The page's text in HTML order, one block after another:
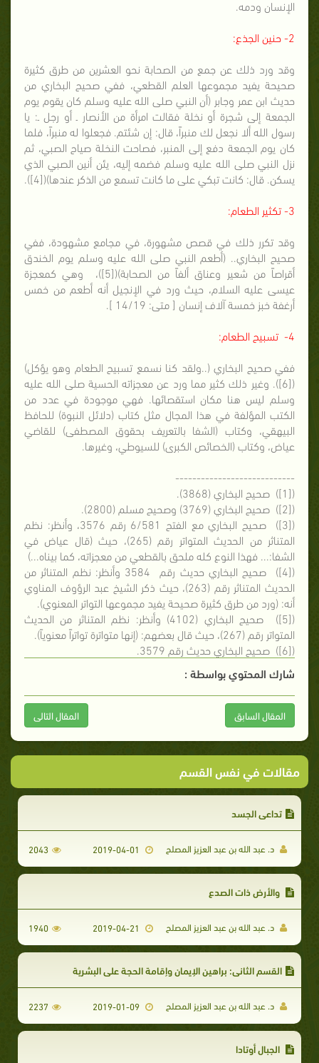
الإنسان ودمه.
2- حنين الجذع:
وقد ورد ذلك عن جمع من الصحابة نحو العشرين من طرق كثيرة
صحيحة يفيد مجموعها العلم القطعي، ففي صحيح البخاري من
حديث ابن عمر وجابر (أن النبي صلى الله عليه وسلم كان يقوم يوم
الجمعة إلى شجرة أو نخلة فقالت امرأة من الأنصار ـ أو رجل ـ: يا
رسول الله ألا نجعل لك منبراً، قال: إن شئتم. فجعلوا له منبراً، فلما
كان يوم الجمعة دفع إلى المنبر، فصاحت النخلة صياح الصبي، ثم
نزل النبي صلى الله عليه وسلم فضمه إليه، يئن أنين الصبي الذي
يسكن. قال: كانت تبكي على ما كانت تسمع من الذكر عندها)([4]).
3- تكثير الطعام:
وقد تكرر ذلك في قصص مشهورة، في مجامع مشهودة، ففي
صحيح البخاري.. (أطعم النبي صلى الله عليه وسلم يوم الخندق
أقراصاً من شعير وعناق ألفاً من الصحابة)([5])، وهي كمعجزة
عيسى عليه السلام، حيث ورد في الإنجيل أنه أطعم من خمس
أرغفة خبز خمسة آلاف إنسان [ متى: 14/19 ].
4- تسبيح الطعام:
ففي صحيح البخاري (..ولقد كنا نسمع تسبيح الطعام وهو يؤكل)
([6]). وغير ذلك كثير مما ورد عن معجزاته الحسية صلى الله عليه
وسلم ليس هنا مكان استقصائها. فهي موجودة في عدد من
الكتب المؤلفة في هذا المجال مثل كتاب (دلائل النبوة) للحافظ
البيهقي، وكتاب (الشفا بالتعريف بحقوق المصطفى) للقاضي
عياض، وكتاب (الخصائص الكبرى) للسيوطي، وغيرها.
----------------------------
([1]) صحيح البخاري (3868).
([2]) صحيح البخاري (3769) وصحيح مسلم (2800).
([3]) صحيح البخاري مع الفتح 6/581 رقم 3576، وأنظر: نظم
المتناثر من الحديث المتواتر رقم (265)، حيث (قال عياض في
الشفا:... فهذا النوع كله ملحق بالقطعي من معجزاته، كما بيناه...)
([4]) صحيح البخاري حديث رقم 3584 وأنظر: نظم المتناثر من
الحديث المتناثر رقم (263)، حيث ذكر الشيخ عبد الرؤوف المناوي
أنه: (ورد من طرق كثيرة صحيحة يفيد مجموعها التواتر المعنوي).
([5]) صحيح البخاري (4102) وأنظر: نظم المتناثر من الحديث
المتواتر رقم (267)، حيث قال بعضهم: (إنها متواترة تواتراً معنوياً).
([6]) صحيح البخاري حديث رقم 3579.
شارك المحتوي بواسطة :
المقال السابق المقال التالى
مقالات في نفس القسم
تداعي الجسد
د. عبد الله بن عبد العزيز المصلح 2043
والأرض ذات الصدع
د. عبد الله بن عبد العزيز المصلح 1940
القسم الثاني: براهين الإيمان وإقامة الحجة على البشرية
د. عبد الله بن عبد العزيز المصلح 2237
الجبال أوتادا